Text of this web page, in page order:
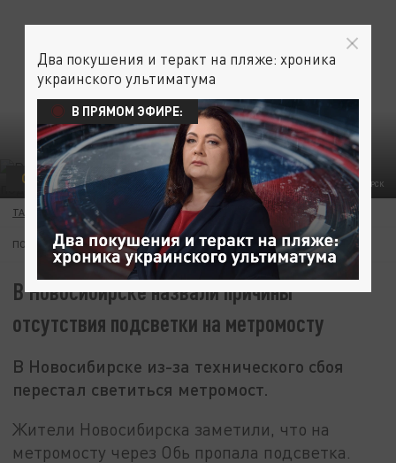
ФОТО: ЦАРЬГРАД НОВОСИБИРСК
ОБЩЕСТВО
ТАТЬЯНА КАРТАВЫХ 11 ИЮЛЯ 07:52
ПОДПИШИТЕСЬ:
В Новосибирске назвали причины
отсутствия подсветки на метромосту
В Новосибирске из-за технического сбоя
перестал светиться метромост.
Жители Новосибирска заметили, что на
метромосту через Обь пропала подсветка.
Два покушения и теракт на пляже: хроника
украинского ультиматума
В ПРЯМОМ ЭФИРЕ: